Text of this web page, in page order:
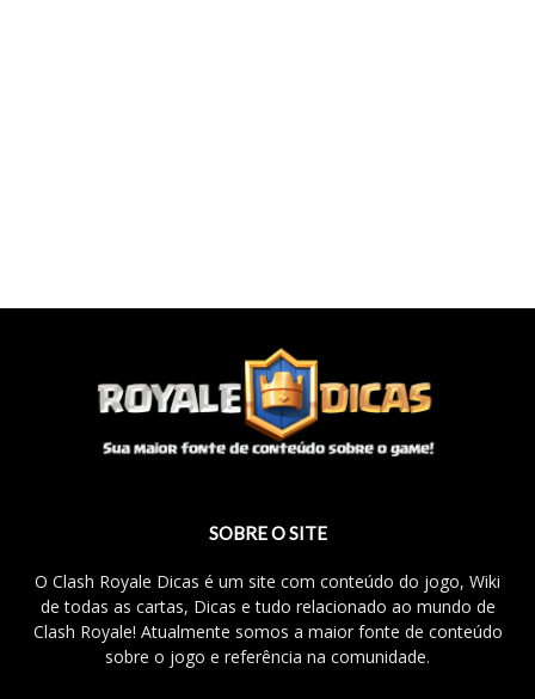
SOBRE O SITE
O Clash Royale Dicas é um site com conteúdo do jogo, Wiki
de todas as cartas, Dicas e tudo relacionado ao mundo de
Clash Royale! Atualmente somos a maior fonte de conteúdo
sobre o jogo e referência na comunidade.